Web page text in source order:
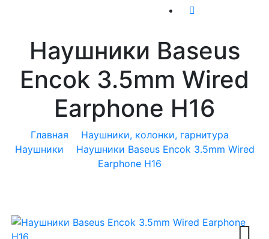
Наушники Baseus
Encok 3.5mm Wired
Earphone H16
Главная
Наушники, колонки, гарнитура
Наушники
Наушники Baseus Encok 3.5mm Wired
Earphone H16